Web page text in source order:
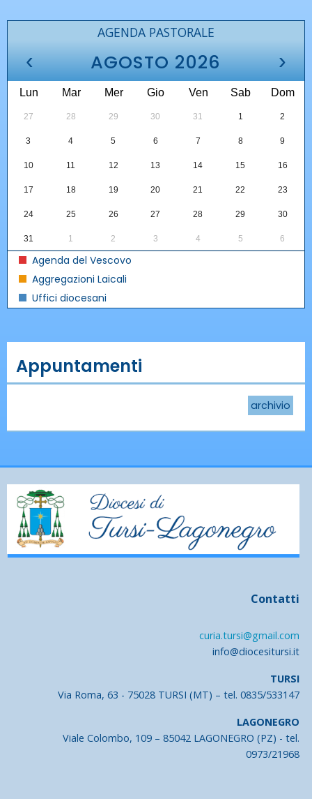
AGENDA PASTORALE
‹ AGOSTO 2026 ›
Lun Mar Mer Gio Ven Sab Dom
27 28 29 30 31 1 2
3 4 5 6 7 8 9
10 11 12 13 14 15 16
17 18 19 20 21 22 23
24 25 26 27 28 29 30
31 1 2 3 4 5 6
Agenda del Vescovo
Aggregazioni Laicali
Uffici diocesani
Appuntamenti
archivio
Contatti
curia.tursi@gmail.com
info@diocesitursi.it
TURSI
Via Roma, 63 - 75028 TURSI (MT) – tel. 0835/533147
LAGONEGRO
Viale Colombo, 109 – 85042 LAGONEGRO (PZ) - tel.
0973/21968